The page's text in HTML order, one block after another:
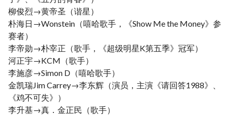
柳俊烈→黄帝圣（谐星）
朴海日→Wonstein（嘻哈歌手，《Show Me the Money》参
赛者）
李帝勋→朴宰正（歌手，《超级明星K第五季》冠军）
河正宇→KCM（歌手）
李施彦→Simon D（嘻哈歌手）
金凯瑞Jim Carrey→李东辉（演员，主演《请回答1988》、
《鸡不可失》）
李升基→真．金正民（歌手）